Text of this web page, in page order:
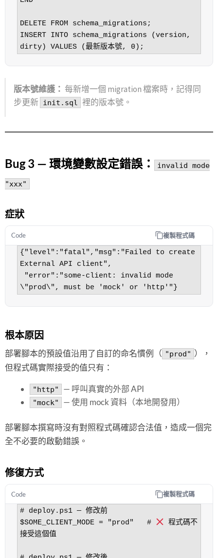
DELETE FROM schema_migrations;
INSERT INTO schema_migrations (version,
dirty) VALUES (最新版本號, 0);
版本號維護： 每新增一個 migration 檔案時，記得同
步更新 init.sql 裡的版本號。
Bug 3 — 環境變數設定錯誤： invalid mode
"xxx"
症狀
Code 複製程式碼
{"level":"fatal","msg":"Failed to create
External API client",
\"prod\", must be 'mock' or 'http'"}
根本原因
部署腳本的預設值沿用了自訂的命名慣例（ "prod" ），
但程式碼實際接受的值只有：
"http" — 呼叫真實的外部 API
"mock" — 使用 mock 資料（本地開發用）
部署腳本撰寫時沒有對照程式碼確認合法值，造成一個完
全不必要的啟動錯誤。
修復方式
Code 複製程式碼
# deploy.ps1 — 修改前
$SOME_CLIENT_MODE = "prod"   #
程式碼不
接受這個值